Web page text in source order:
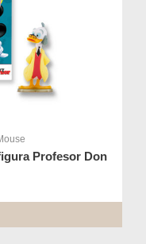
Profesor Don